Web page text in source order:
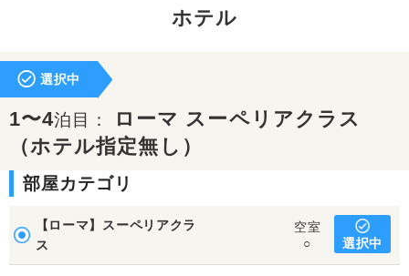
ホテル
選択中
1〜4泊目：
ローマ スーペリアクラス
（ホテル指定無し）
部屋カテゴリ
【ローマ】スーペリアクラ
ス
空室
○
選択中